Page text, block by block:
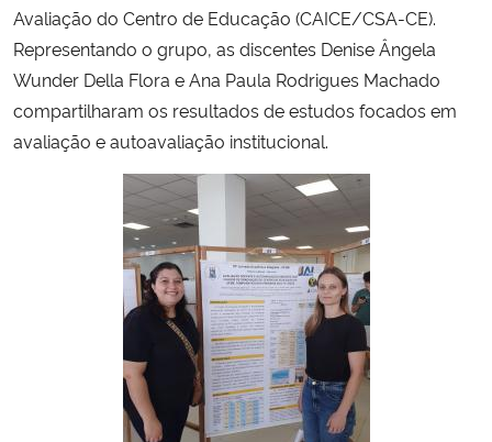
Controladoria-Geral da União
Secretaria-Geral
Gabinete de Segurança Institucional
Banco Central do Brasil
Avaliação do Centro de Educação (CAICE/CSA-CE).
Representando o grupo, as discentes Denise Ângela
Wunder Della Flora e Ana Paula Rodrigues Machado
compartilharam os resultados de estudos focados em
avaliação e autoavaliação institucional.